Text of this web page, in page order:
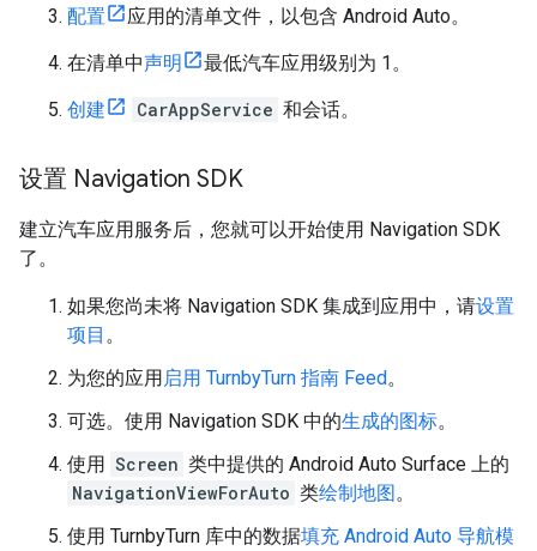
配置 应用的清单文件，以包含 Android Auto。
在清单中声明 最低汽车应用级别为 1。
创建 CarAppService 和会话。
设置 Navigation SDK
建立汽车应用服务后，您就可以开始使用 Navigation SDK
了。
如果您尚未将 Navigation SDK 集成到应用中，请设置
项目 。
为您的应用启用 TurnbyTurn 指南 Feed。
可选。使用 Navigation SDK 中的生成的图标。
使用 Screen 类中提供的 Android Auto Surface 上的
NavigationViewForAuto 类绘制地图。
使用 TurnbyTurn 库中的数据填充 Android Auto 导航模